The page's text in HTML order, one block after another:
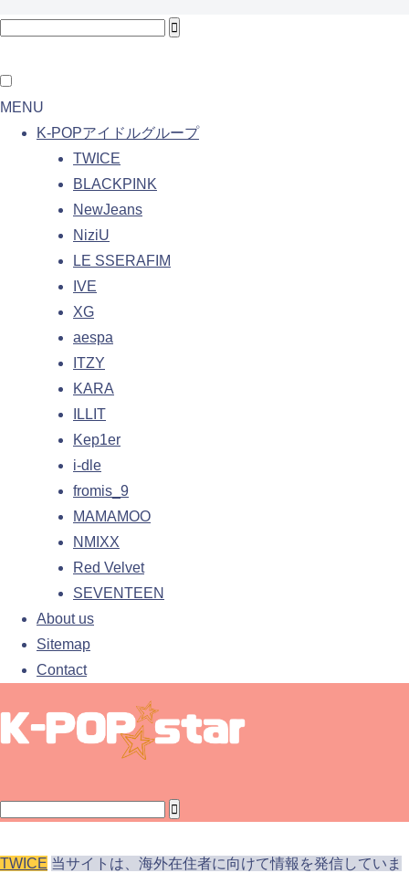
MENU
K-POPアイドルグループ
TWICE
BLACKPINK
NewJeans
NiziU
LE SSERAFIM
IVE
XG
aespa
ITZY
KARA
ILLIT
Kep1er
i-dle
fromis_9
MAMAMOO
NMIXX
Red Velvet
SEVENTEEN
About us
Sitemap
Contact
TWICE 当サイトは、海外在住者に向けて情報を発信していま